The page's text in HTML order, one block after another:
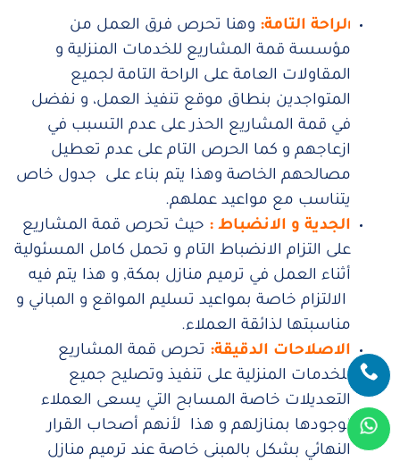
الراحة التامة: وهنا تحرص فرق العمل من
مؤسسة قمة المشاريع للخدمات المنزلية و
المقاولات العامة على الراحة التامة لجميع
المتواجدين بنطاق موقع تنفيذ العمل، و نفضل
في قمة المشاريع الحذر على عدم التسبب في
ازعاجهم و كما الحرص التام على عدم تعطيل
مصالحهم الخاصة وهذا يتم بناء على جدول خاص
يتناسب مع مواعيد عملهم.
الجدية و الانضباط : حيث تحرص قمة المشاريع
على التزام الانضباط التام و تحمل كامل المسئولية
أثناء العمل في ترميم منازل بمكة, و هذا يتم فيه
الالتزام خاصة بمواعيد تسليم المواقع و المباني و
مناسبتها لذائقة العملاء.
الاصلاحات الدقيقة: تحرص قمة المشاريع
للخدمات المنزلية على تنفيذ وتصليح جميع
التعديلات خاصة المسابح التي يسعى العملاء
لوجودها بمنازلهم و هذا لأنهم أصحاب القرار
النهائي بشكل بالمبنى خاصة عند ترميم منازل